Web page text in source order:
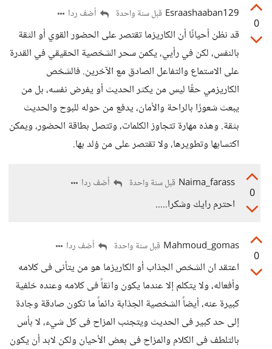
0
Esraashaaban129 قبل سنة واحدة أضف ردا
قد نظن أحيانًا أن الكاريزما تقتصر على الحضور القوي أو الثقة
بالنفس، لكن في رأيي، يكمن سحر الشخصية الحقيقي في القدرة
على الاستماع والتفاعل الصادق مع الآخرين. فالشخص
الكاريزمي حقًا ليس من يكثر الحديث أو يفرض نفسه، بل من
يبعث شعورًا بالراحة والأمان، يدفع من حوله للبوح والحديث
بثقة. وهذه مهارة تتجاوز الكلمات، وتتصل بطاقة الحضور، ويمكن
اكتسابها وتطويرها، ولا تقتصر على من وُلد بها.
0
Naima_farass قبل سنة واحدة أضف ردا
احترم رايك وشكرا.....
0
Mahmoud_gomas قبل سنة واحدة أضف ردا
اعتقد ان الشخص الجذاب أو الكاريزما هو من يتأنى فى كلامه
وأفعاله، ولا يتكلم إلا عندما يكون واثقاً فى كلامه وعنده خلفية
كبيرة عنه، أيضاً الشخصية الجذابة دائماً ما تكون صادقة وجادة
إلى حد كبير فى الحديث ويتجنب المزاح فى كل شيء، لا بأس
بالتلطف فى الكلام والمزاح فى بعض الأحيان ولكن لابد أن يكون